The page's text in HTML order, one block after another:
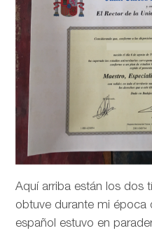
Aquí arriba están los dos
obtuve durante mi época
español estuvo en